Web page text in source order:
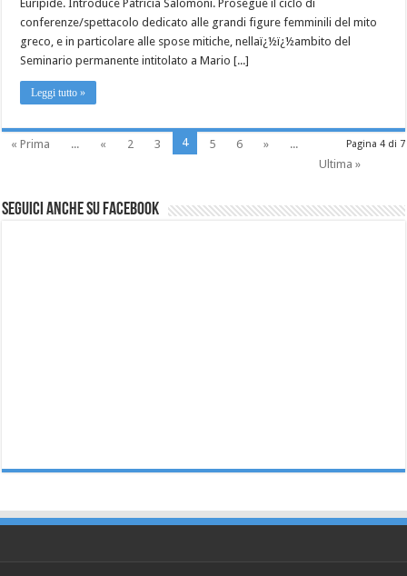
Euripide. Introduce Patricia Salomoni. Prosegue il ciclo di
conferenze/spettacolo dedicato alle grandi figure femminili del mito
greco, e in particolare alle spose mitiche, nellaï¿½ï¿½ambito del
Seminario permanente intitolato a Mario [...]
Leggi tutto »
Pagina 4 di 7
« Prima ... « 2 3 4 5 6 »
...
Ultima »
Seguici anche su Facebook